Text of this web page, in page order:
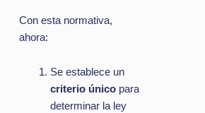
Con esta normativa,
ahora:
Se establece un
criterio únicopara
determinar la ley